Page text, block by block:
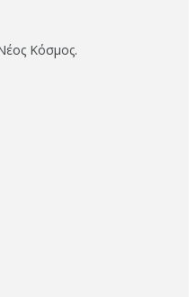
Κόσμος.